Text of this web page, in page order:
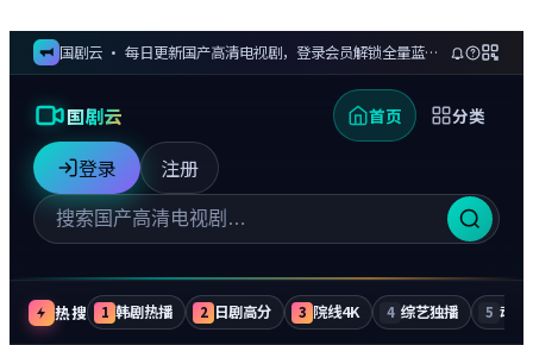
国剧云 · 每日更新国产高清电视剧，登录会员解锁全量蓝光剧集与无广告追更
国剧云 首页 分类
登录 注册
热搜 1 韩剧热播 2 日剧高分 3 院线4K 4 综艺独播 5 动漫